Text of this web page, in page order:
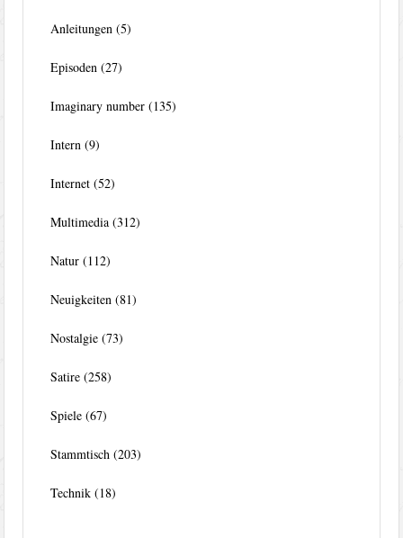
Anleitungen (5)
Episoden (27)
Imaginary number (135)
Intern (9)
Internet (52)
Multimedia (312)
Natur (112)
Neuigkeiten (81)
Nostalgie (73)
Satire (258)
Spiele (67)
Stammtisch (203)
Technik (18)